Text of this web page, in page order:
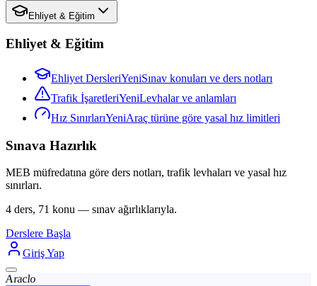
Ehliyet & Eğitim
Ehliyet & Eğitim
Ehliyet DersleriYeniSınav konuları ve ders notları
Trafik İşaretleriYeniLevhalar ve anlamları
Hız SınırlarıYeniAraç türüne göre yasal hız limitleri
Sınava Hazırlık
MEB müfredatına göre ders notları, trafik levhaları ve yasal hız
sınırları.
4 ders, 71 konu — sınav ağırlıklarıyla.
Derslere Başla
Giriş Yap
Araclo